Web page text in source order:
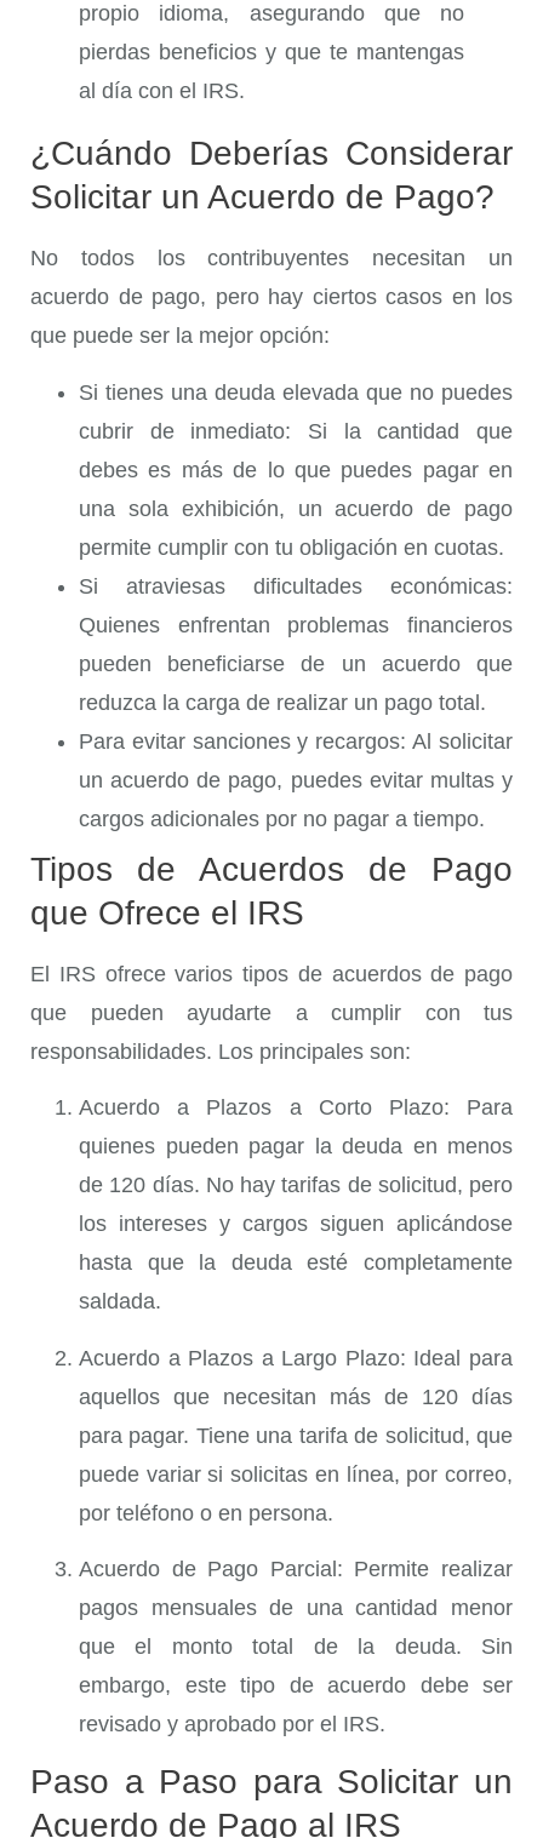
propio idioma, asegurando que no
pierdas beneficios y que te mantengas
al día con el IRS.
¿Cuándo Deberías Considerar
Solicitar un Acuerdo de Pago?
No todos los contribuyentes necesitan un
acuerdo de pago, pero hay ciertos casos en los
que puede ser la mejor opción:
Si tienes una deuda elevada que no puedes
cubrir de inmediato: Si la cantidad que
debes es más de lo que puedes pagar en
una sola exhibición, un acuerdo de pago
permite cumplir con tu obligación en cuotas.
Si atraviesas dificultades económicas:
Quienes enfrentan problemas financieros
pueden beneficiarse de un acuerdo que
reduzca la carga de realizar un pago total.
Para evitar sanciones y recargos: Al solicitar
un acuerdo de pago, puedes evitar multas y
cargos adicionales por no pagar a tiempo.
Tipos de Acuerdos de Pago
que Ofrece el IRS
El IRS ofrece varios tipos de acuerdos de pago
que pueden ayudarte a cumplir con tus
responsabilidades. Los principales son:
Acuerdo a Plazos a Corto Plazo: Para
quienes pueden pagar la deuda en menos
de 120 días. No hay tarifas de solicitud, pero
los intereses y cargos siguen aplicándose
hasta que la deuda esté completamente
saldada.
Acuerdo a Plazos a Largo Plazo: Ideal para
aquellos que necesitan más de 120 días
para pagar. Tiene una tarifa de solicitud, que
puede variar si solicitas en línea, por correo,
por teléfono o en persona.
Acuerdo de Pago Parcial: Permite realizar
pagos mensuales de una cantidad menor
que el monto total de la deuda. Sin
embargo, este tipo de acuerdo debe ser
revisado y aprobado por el IRS.
Paso a Paso para Solicitar un
Acuerdo de Pago al IRS